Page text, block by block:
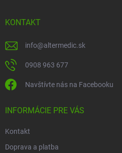
KONTAKT
info@altermedic.sk
0908 963 677
Navštívte nás na Facebooku
INFORMÁCIE PRE VÁS
Kontakt
Doprava a platba